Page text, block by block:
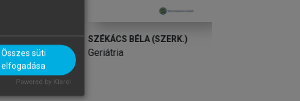
SZÉKÁCS BÉLA (SZERK.)
Geriátria
Összes süti
elfogadása
Powered by Klaro!